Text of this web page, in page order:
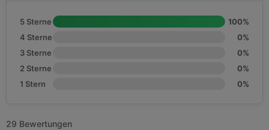
5 Sterne
100%
4 Sterne
0%
3 Sterne
0%
2 Sterne
0%
1 Stern
0%
29 Bewertungen